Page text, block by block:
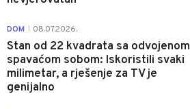
DOM 08.07.2026.
Stan od 22 kvadrata sa odvojenom
spavaćom sobom: Iskoristili svaki
milimetar, a rješenje za TV je
genijalno